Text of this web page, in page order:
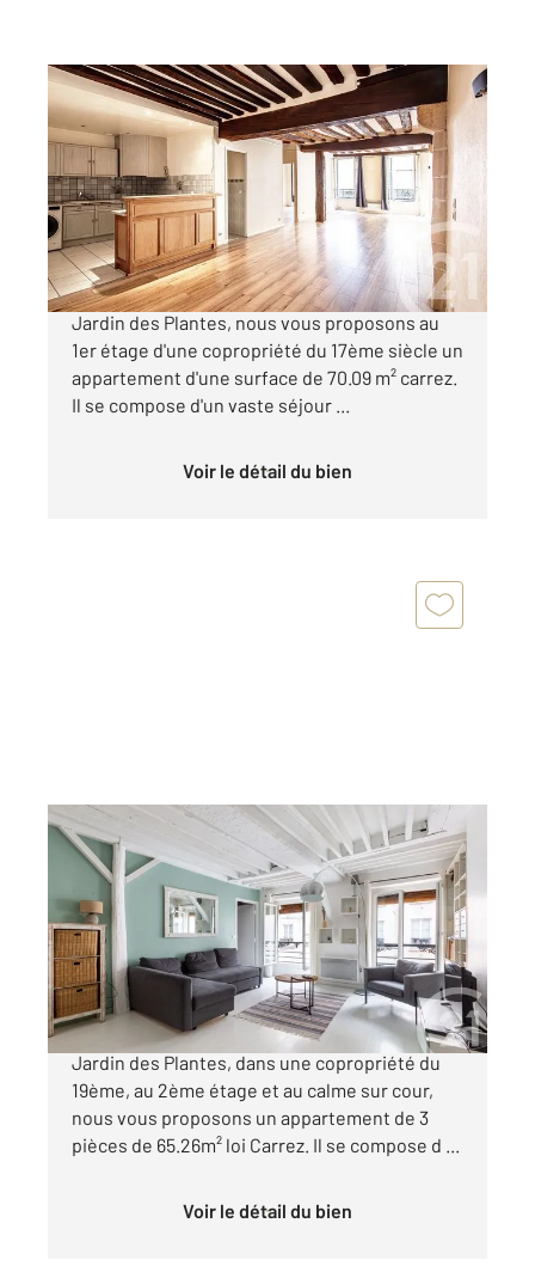
PARIS 75005
70,09 m2, 2 pièces
Ref : 31501
Appartement à vendre
730 000 €
Au coeur du marché Mouffetard, à proximité du
Jardin des Plantes, nous vous proposons au
1er étage d'une copropriété du 17ème siècle un
appartement d'une surface de 70.09 m² carrez.
Il se compose d'un vaste séjour ...
Voir le détail du bien
PARIS 75005
65,26 m2, 3 pièces
Ref : 23096
Appartement F3 à vendre
795 000 €
Quartier Saint-Victor, entre le Panthéon et le
Jardin des Plantes, dans une copropriété du
19ème, au 2ème étage et au calme sur cour,
nous vous proposons un appartement de 3
pièces de 65.26m² loi Carrez. Il se compose d ...
Voir le détail du bien